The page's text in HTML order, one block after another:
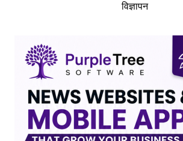
विज्ञापन